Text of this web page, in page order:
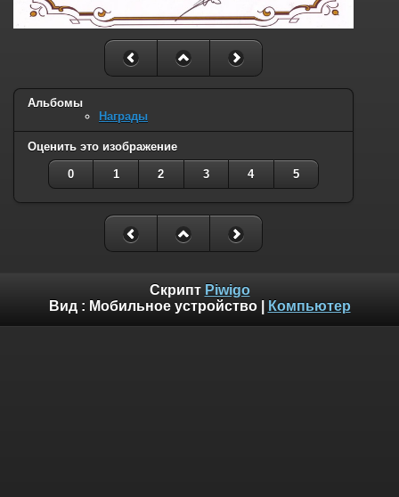
Альбомы
Награды
Оценить это изображение
0 1 2 3 4 5
Скрипт Piwigo
Вид : Мобильное устройство| Компьютер